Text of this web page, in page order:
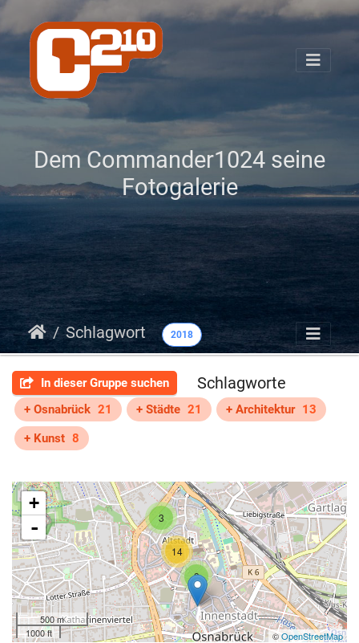
Dem Commander1024 seine
Fotogalerie
Schlagwort 2018
In dieser Gruppe suchen Schlagworte
+ Osnabrück 21 + Städte 21 + Architektur 13
+ Kunst 8
3
14
3
+
-
500 m
1000 ft
©OpenStreetMap